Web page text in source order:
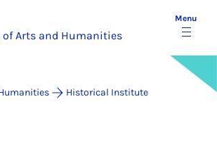
of Arts and Humanities
Menu
Historical Institute